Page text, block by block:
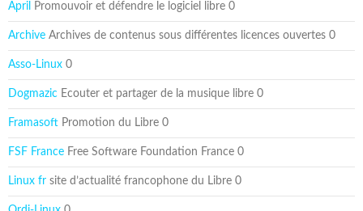
April Promouvoir et défendre le logiciel libre 0
Archive Archives de contenus sous différentes licences ouvertes 0
Asso-Linux 0
Dogmazic Ecouter et partager de la musique libre 0
Framasoft Promotion du Libre 0
FSF France Free Software Foundation France 0
Linux fr site d’actualité francophone du Libre 0